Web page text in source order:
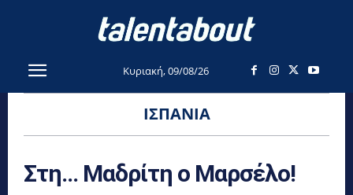
Κυριακή, 09/08/26
ΙΣΠΑΝΊΑ
Στη… Μαδρίτη ο Μαρσέλο!